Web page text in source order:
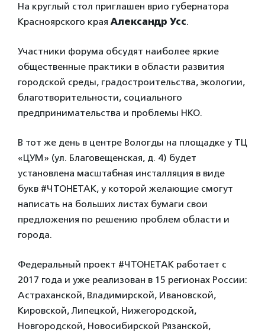
На круглый стол приглашен врио губернатора
Красноярского края Александр Усс.
Участники форума обсудят наиболее яркие
общественные практики в области развития
городской среды, градостроительства, экологии,
благотворительности, социального
предпринимательства и проблемы НКО.
В тот же день в центре Вологды на площадке у ТЦ
«ЦУМ» (ул. Благовещенская, д. 4) будет
установлена масштабная инсталляция в виде
букв #ЧТОНЕТАК, у которой желающие смогут
написать на больших листах бумаги свои
предложения по решению проблем области и
города.
Федеральный проект #ЧТОНЕТАК работает с
2017 года и уже реализован в 15 регионах России:
Астраханской, Владимирской, Ивановской,
Кировской, Липецкой, Нижегородской,
Новгородской, Новосибирской Рязанской,